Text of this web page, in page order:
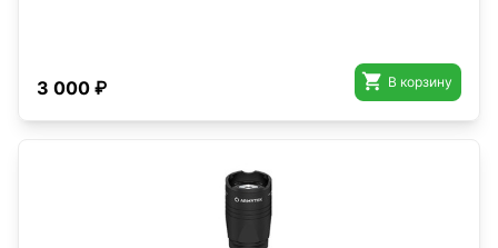
3 000 ₽  В корзину